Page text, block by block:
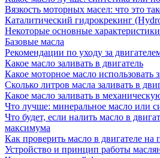
Вязкость моторных масел: что это
Каталитический гидрокрекинг
Некоторые основные
Базовые масла
Рекомендации по уходу за
Какое масло заливать в двигатель
Какое моторное масло использовать
Сколько литров масла заливать в
Какое масло заливать в
Что лучше: минеральное масло или
Что будет, если налить масло в
максимума
Как проверить масло в двигателе на
Устройство и принцип работы